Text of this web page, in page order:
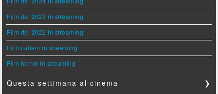
Film del 2023 in streaming
Film del 2022 in streaming
Film italiani in streaming
Film horror in streaming
Questa settimana al cinema ❯